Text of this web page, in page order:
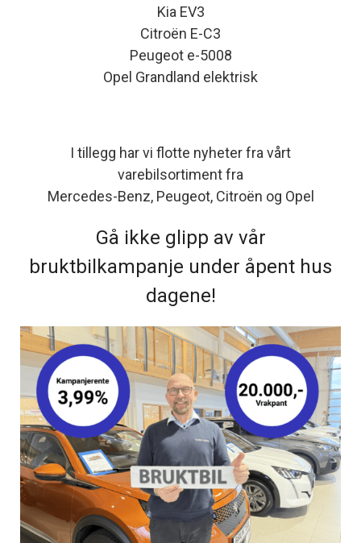
Kia EV3
Citroën E-C3
Peugeot e-5008
Opel Grandland elektrisk
I tillegg har vi flotte nyheter fra vårt
varebilsortiment fra
Mercedes-Benz, Peugeot, Citroën og Opel
Gå ikke glipp av vår
bruktbilkampanje under åpent hus
dagene!